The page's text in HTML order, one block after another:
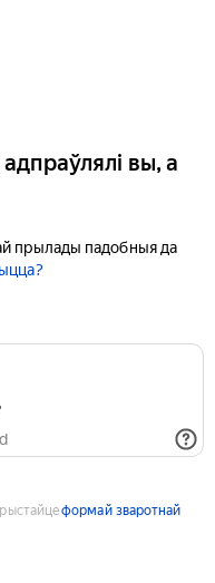
вы, а
прылады падобныя да
формай зваротнай